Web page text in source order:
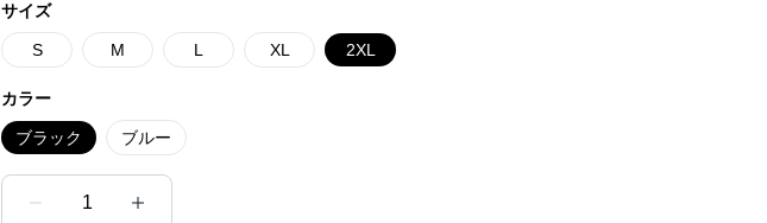
サイズ
S M L XL 2XL
カラー
ブラック ブルー
1